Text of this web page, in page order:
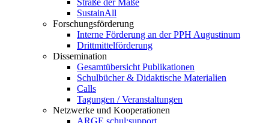
Straße der Maße
SustainAll
Forschungsförderung
Interne Förderung an der PPH Augustinum
Drittmittelförderung
Dissemination
Gesamtübersicht Publikationen
Schulbücher & Didaktische Materialien
Calls
Tagungen / Veranstaltungen
Netzwerke und Kooperationen
ARGE schul:support